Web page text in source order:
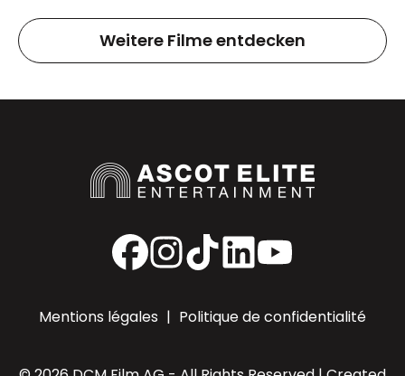
Weitere Filme entdecken
Facebook
Instagram
TikTokLinkedInYouTube
Mentions légales | Politique de confidentialité